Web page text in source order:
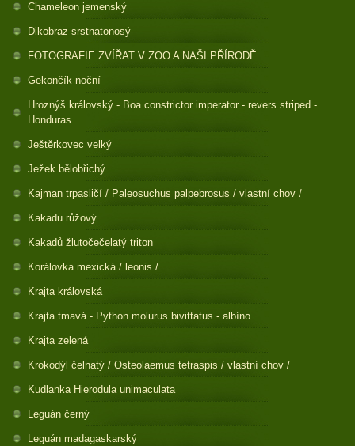
Chameleon jemenský
Dikobraz srstnatonosý
FOTOGRAFIE ZVÍŘAT V ZOO A NAŠI PŘÍRODĚ
Gekončík noční
Hroznýš královský - Boa constrictor imperator - revers striped -
Honduras
Ještěrkovec velký
Ježek bělobřichý
Kajman trpasličí / Paleosuchus palpebrosus / vlastní chov /
Kakadu růžový
Kakadů žlutočečelatý triton
Korálovka mexická / leonis /
Krajta královská
Krajta tmavá - Python molurus bivittatus - albíno
Krajta zelená
Krokodýl čelnatý / Osteolaemus tetraspis / vlastní chov /
Kudlanka Hierodula unimaculata
Leguán černý
Leguán madagaskarský